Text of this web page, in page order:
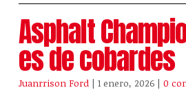
Asphalt
es de cobardes
Juanrrison Ford | 1 enero, 2026 | 0